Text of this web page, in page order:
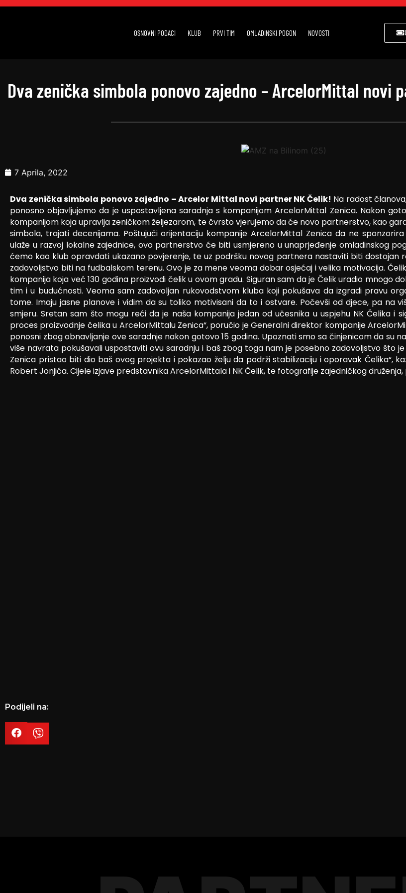
OSNOVNI PODACI KLUB PRVI TIM OMLADINSKI POGON NOVOSTI
Dva zenička simbola ponovo zajedno – ArcelorMittal novi
7 Aprila, 2022
Dva zenička simbola ponovo zajedno – Arcelor Mittal novi partner NK Čelik! Na radost
ponosno objavljujemo da je uspostavljena saradnja s kompanijom ArcelorMittal Zenica. Nakon
kompanijom koja upravlja zeničkom željezarom, te čvrsto vjerujemo da će novo partnerstvo, kao
simbola, trajati decenijama. Poštujući orijentaciju kompanije ArcelorMittal Zenica da ne
ulaže u razvoj lokalne zajednice, ovo partnerstvo će biti usmjereno u unaprjeđenje omladinskog
ćemo kao klub opravdati ukazano povjerenje, te uz podršku novog partnera nastaviti biti dostojan
zadovoljstvo biti na fudbalskom terenu. Ovo je za mene veoma dobar osjećaj i velika motivacija.
kompanija koja već 130 godina proizvodi čelik u ovom gradu. Siguran sam da je Čelik uradio mnogo
tim i u budućnosti. Veoma sam zadovoljan rukovodstvom kluba koji pokušava da izgradi pravu
tome. Imaju jasne planove i vidim da su toliko motivisani da to i ostvare. Počevši od djece, pa na
smjeru. Sretan sam što mogu reći da je naša kompanija jedan od učesnika u uspjehu NK Čelika i
proces proizvodnje čelika u ArcelorMittalu Zenica“, poručio je Generalni direktor kompanije
ponosni zbog obnavljanje ove saradnje nakon gotovo 15 godina. Upoznati smo sa činjenicom da su
više navrata pokušavali uspostaviti ovu saradnju i baš zbog toga nam je posebno zadovoljstvo što
Zenica pristao biti dio baš ovog projekta i pokazao želju da podrži stabilizaciju i oporavak Čelika“,
Robert Jonjića. Cijele izjave predstavnika ArcelorMittala i NK Čelik, te fotografije zajedničkog
Podijeli na: